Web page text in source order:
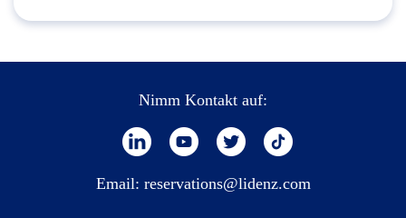
Nimm Kontakt auf:
Email: reservations@lidenz.com